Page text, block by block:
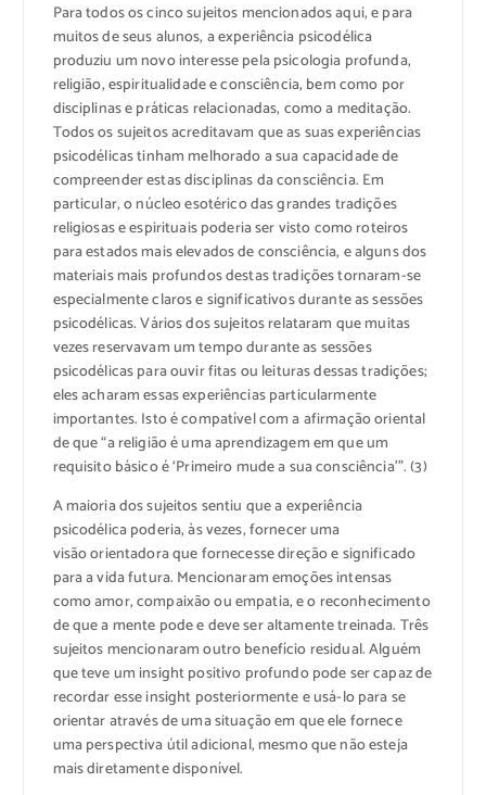
Para todos os cinco sujeitos mencionados aqui, e para
muitos de seus alunos, a experiência psicodélica
produziu um novo interesse pela psicologia profunda,
religião, espiritualidade e consciência, bem como por
disciplinas e práticas relacionadas, como a meditação.
Todos os sujeitos acreditavam que as suas experiências
psicodélicas tinham melhorado a sua capacidade de
compreender estas disciplinas da consciência. Em
particular, o núcleo esotérico das grandes tradições
religiosas e espirituais poderia ser visto como roteiros
para estados mais elevados de consciência, e alguns dos
materiais mais profundos destas tradições tornaram-se
especialmente claros e significativos durante as sessões
psicodélicas. Vários dos sujeitos relataram que muitas
vezes reservavam um tempo durante as sessões
psicodélicas para ouvir fitas ou leituras dessas tradições;
eles acharam essas experiências particularmente
importantes. Isto é compatível com a afirmação oriental
de que “a religião é uma aprendizagem em que um
requisito básico é ‘Primeiro mude a sua consciência’”. (3)
A maioria dos sujeitos sentiu que a experiência
psicodélica poderia, às vezes, fornecer uma
visão orientadora que fornecesse direção e significado
para a vida futura. Mencionaram emoções intensas
como amor, compaixão ou empatia, e o reconhecimento
de que a mente pode e deve ser altamente treinada. Três
sujeitos mencionaram outro benefício residual. Alguém
que teve um insight positivo profundo pode ser capaz de
recordar esse insight posteriormente e usá-lo para se
orientar através de uma situação em que ele fornece
uma perspectiva útil adicional, mesmo que não esteja
mais diretamente disponível.